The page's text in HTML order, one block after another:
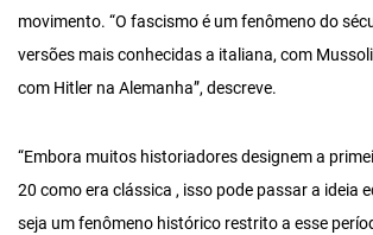
movimento. “O fascismo é um fenômeno do
versões mais conhecidas a italiana, com
com Hitler na Alemanha”, descreve.
“Embora muitos historiadores designem a
20 como era clássica , isso pode passar a ideia
seja um fenômeno histórico restrito a esse